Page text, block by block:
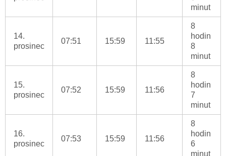
minut
14.
prosinec
07:51 15:59 11:55
8
hodin
8
minut
15.
prosinec
07:52 15:59 11:56
8
hodin
7
minut
16.
prosinec
07:53 15:59 11:56
8
hodin
6
minut